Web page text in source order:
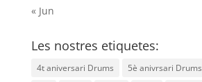
« Jun
Les nostres etiquetes:
4t aniversari Drums 5è anivrsari Drums